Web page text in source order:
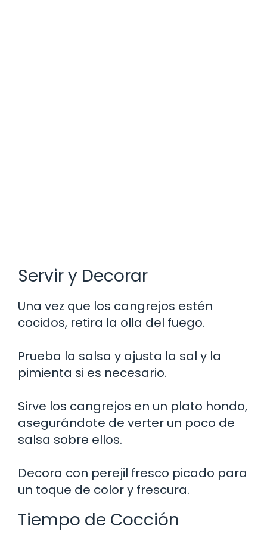
Servir y Decorar
Una vez que los cangrejos estén
cocidos, retira la olla del fuego.
Prueba la salsa y ajusta la sal y la
pimienta si es necesario.
Sirve los cangrejos en un plato hondo,
asegurándote de verter un poco de
salsa sobre ellos.
Decora con perejil fresco picado para
un toque de color y frescura.
Tiempo de Cocción